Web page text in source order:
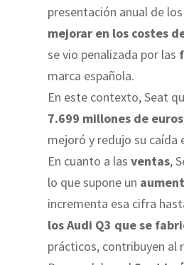
presentación anual de
mejorar en los costes
se vio penalizada por las
marca española.
En este contexto, Seat
7.699 millones de euros
mejoró y redujo su caída
En cuanto a las ventas,
lo que supone un
incrementa esa cifra
los Audi Q3 que se
prácticos, contribuyen al